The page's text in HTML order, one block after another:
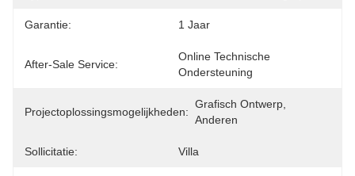
Garantie: 1 Jaar
After-Sale Service:
Online Technische
Ondersteuning
Projectoplossingsmogelijkheden:
Grafisch Ontwerp,
Anderen
Sollicitatie: Villa